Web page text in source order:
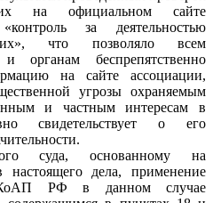
на официальном сайте
за деятельностью
что позволяло всем
органам беспрепятственно
на сайте ассоциации,
угрозы охраняемым
и частным интересам в
свидетельствует о его
суда, основанному на
настоящего дела, применение
РФ в данном случае